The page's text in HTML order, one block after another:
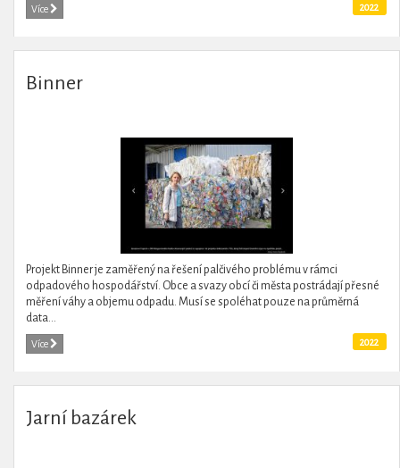
Více 2022
Binner
Projekt Binner je zaměřený na řešení palčivého problému v rámci
odpadového hospodářství. Obce a svazy obcí či města postrádají přesné
měření váhy a objemu odpadu. Musí se spoléhat pouze na průměrná
data...
Více 2022
Jarní bazárek